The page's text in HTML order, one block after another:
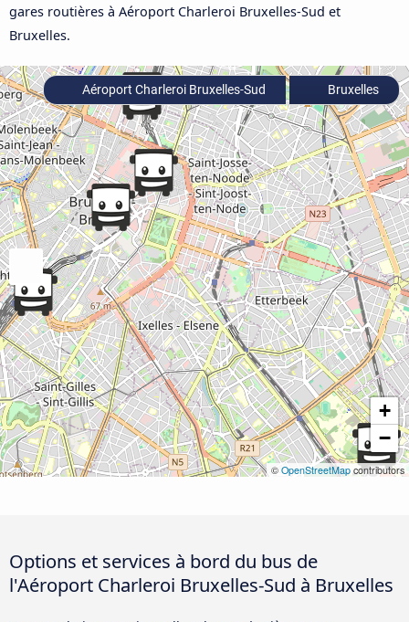
gares routières à Aéroport Charleroi Bruxelles-Sud et
Bruxelles.
+
−
© OpenStreetMap contributors
Aéroport Charleroi Bruxelles-Sud Bruxelles
Options et services à bord du bus de
l'Aéroport Charleroi Bruxelles-Sud à Bruxelles